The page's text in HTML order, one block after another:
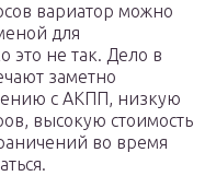
вариатор можно
для
это не так. Дело в
заметно
с АКПП, низкую
высокую стоимость
во время